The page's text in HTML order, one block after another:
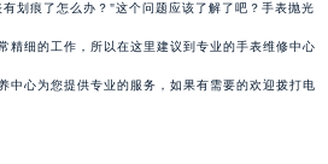
痕了怎么办？"这个问题应该了解了吧？手表抛光
精细的工作，所以在这里建议到专业的手表维修中心
中心为您提供专业的服务，如果有需要的欢迎拨打电